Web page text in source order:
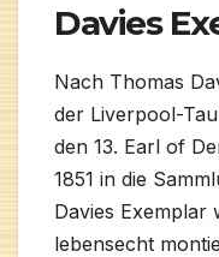
Davies
Nach Thomas
der Liverpool-
den 13. Earl of
1851 in die
Davies Exemplar
lebensecht